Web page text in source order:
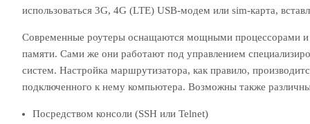
использоваться 3G, 4G (LTE) USB-модем или sim-карта,
Современные роутеры оснащаются мощными процессорами и
памяти. Сами же они работают под управлением
систем. Настройка маршрутизатора, как правило,
подключенного к нему компьютера. Возможны также
Посредством консоли (SSH или Telnet)